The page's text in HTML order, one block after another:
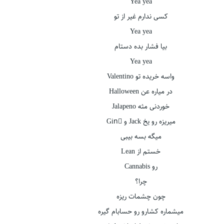
کسی ندارم غیر از تو
Yea yea
بیا فشار بده دستام
Yea yea
واسه خریده تو Valentino
در میاره عن Halloween
خوردنی مثه Jalapeno
میریزه رو یخ Jack و Ginُ
میگه بسه بیبی
خستم از Lean
رو Cannabis
چرا؟
چون چشمات ریزه
میشماره کشارو رو حسابام گیره